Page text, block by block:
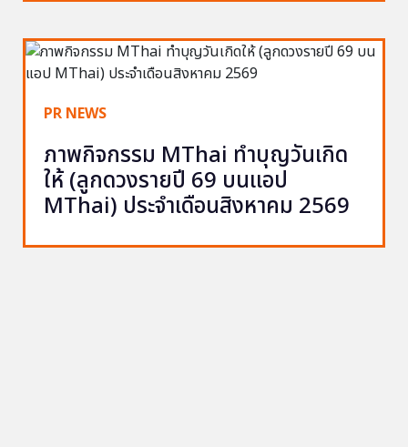
PR NEWS
ภาพกิจกรรม MThai ทำบุญวันเกิด
ให้ (ลูกดวงรายปี 69 บนแอป
MThai) ประจำเดือนสิงหาคม 2569